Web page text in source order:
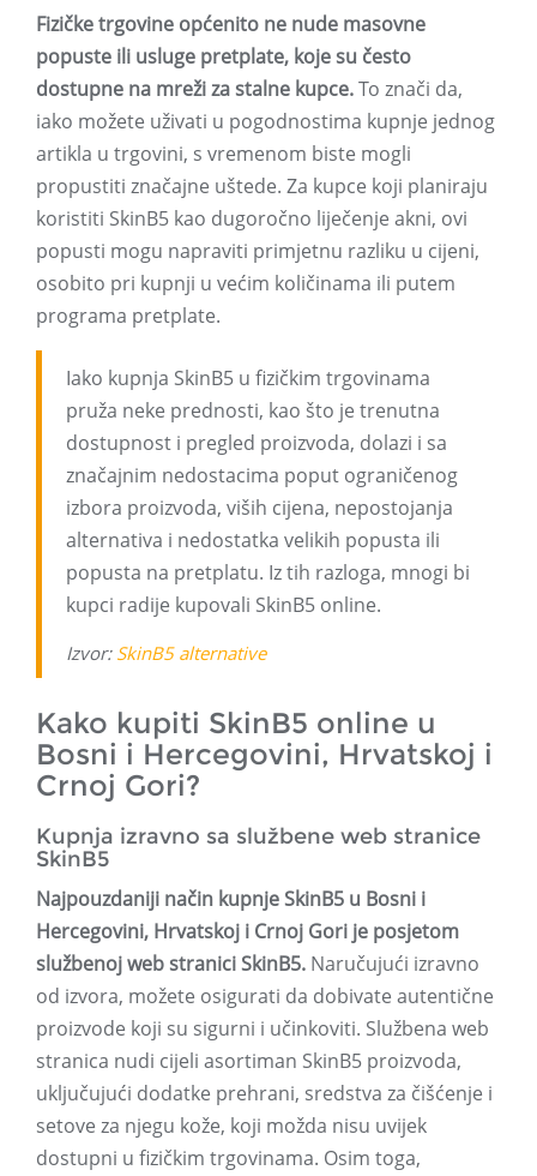
Fizičke trgovine općenito ne nude masovne
popuste ili usluge pretplate, koje su često
dostupne na mreži za stalne kupce.To znači da,
iako možete uživati ​​u pogodnostima kupnje jednog
artikla u trgovini, s vremenom biste mogli
propustiti značajne uštede. Za kupce koji planiraju
koristiti SkinB5 kao dugoročno liječenje akni, ovi
popusti mogu napraviti primjetnu razliku u cijeni,
osobito pri kupnji u većim količinama ili putem
programa pretplate.
Iako kupnja SkinB5 u fizičkim trgovinama
pruža neke prednosti, kao što je trenutna
dostupnost i pregled proizvoda, dolazi i sa
značajnim nedostacima poput ograničenog
izbora proizvoda, viših cijena, nepostojanja
alternativa i nedostatka velikih popusta ili
popusta na pretplatu. Iz tih razloga, mnogi bi
kupci radije kupovali SkinB5 online.
Izvor: SkinB5 alternative
Kako kupiti SkinB5 online u
Bosni i Hercegovini, Hrvatskoj i
Crnoj Gori?
Kupnja izravno sa službene web stranice
SkinB5
Najpouzdaniji način kupnje SkinB5 u Bosni i
Hercegovini, Hrvatskoj i Crnoj Gori je posjetom
službenoj web stranici SkinB5. Naručujući izravno
od izvora, možete osigurati da dobivate autentične
proizvode koji su sigurni i učinkoviti. Službena web
stranica nudi cijeli asortiman SkinB5 proizvoda,
uključujući dodatke prehrani, sredstva za čišćenje i
setove za njegu kože, koji možda nisu uvijek
dostupni u fizičkim trgovinama. Osim toga,